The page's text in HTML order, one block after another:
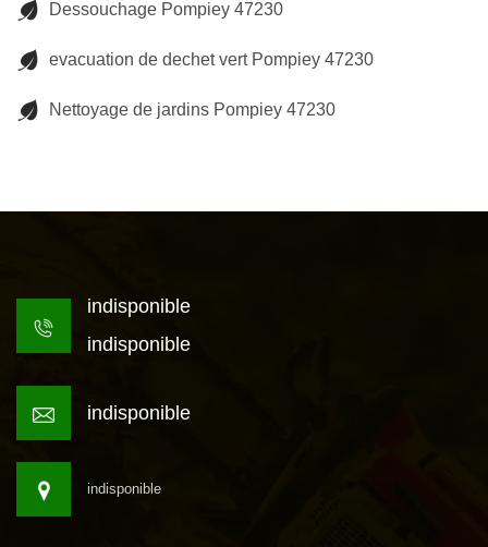
Dessouchage Pompiey 47230
evacuation de dechet vert Pompiey 47230
Nettoyage de jardins Pompiey 47230
indisponible
indisponible
indisponible
indisponible